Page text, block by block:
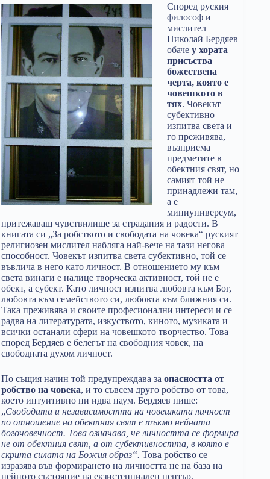
Според руския
философ и
мислител
Николай Бердяев
обаче у хората
присъства
божествена
черта, която е
човешкото в
тях. Човекът
субективно
изпитва света и
го преживява,
възприема
предметите в
обектния свят, но
самият той не
принадлежи там,
а е
миниуниверсум,
притежаващ чувствилище за страдания и радости. В
книгата си „За робството и свободата на човека“ руският
религиозен мислител набляга най-вече на тази негова
способност. Човекът изпитва света субективно, той се
въвлича в него като личност. В отношението му към
света винаги е налице творческа активност, той не е
обект, а субект. Като личност изпитва любовта към Бог,
любовта към семейството си, любовта към ближния си.
Така преживява и своите професионални интереси и се
радва на литературата, изкуството, киното, музиката и
всички останали сфери на човешкото творчество. Това
според Бердяев е белегът на свободния човек, на
свободната духом личност.
По същия начин той предупреждава за опасността от
робство на човека, и то съвсем друго робство от това,
което интуитивно ни идва наум. Бердяев пише:
„Свободата и независимостта на човешката личност
по отношение на обектния свят е тъкмо нейната
богочовечност. Това означава, че личността се формира
не от обектния свят, а от субективността, в която е
скрита силата на Божия образ“. Това робство се
изразява във формирането на личността не на база на
нейното състояние на екзистенциален център,